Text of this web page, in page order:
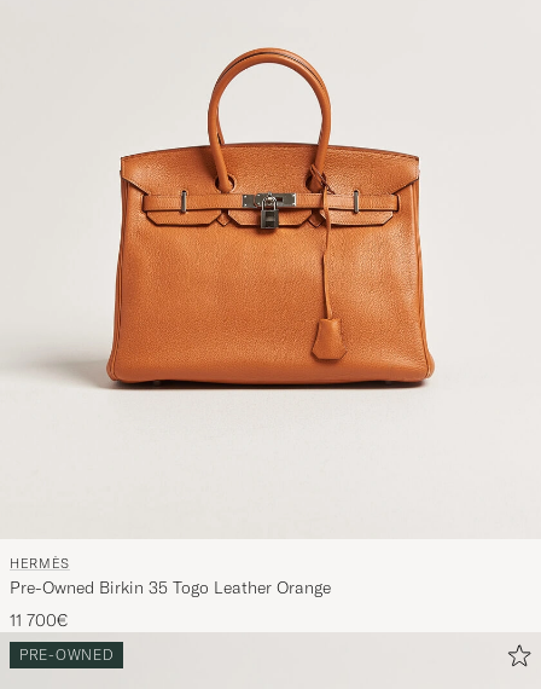
HERMÈS
Pre-Owned Birkin 35 Togo Leather Orange
11 700€
PRE-OWNED